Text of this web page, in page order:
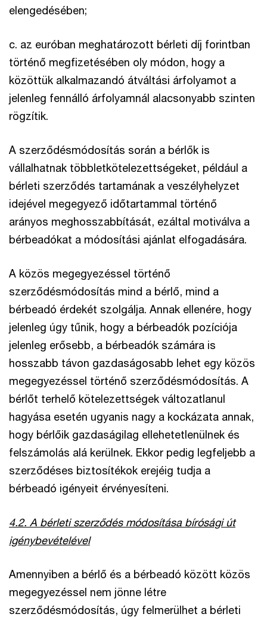
elengedésében;
c. az euróban meghatározott bérleti díj forintban
történő megfizetésében oly módon, hogy a
közöttük alkalmazandó átváltási árfolyamot a
jelenleg fennálló árfolyamnál alacsonyabb szinten
rögzítik.
A szerződésmódosítás során a bérlők is
vállalhatnak többletkötelezettségeket, például a
bérleti szerződés tartamának a veszélyhelyzet
idejével megegyező időtartammal történő
arányos meghosszabbítását, ezáltal motiválva a
bérbeadókat a módosítási ajánlat elfogadására.
A közös megegyezéssel történő
szerződésmódosítás mind a bérlő, mind a
bérbeadó érdekét szolgálja. Annak ellenére, hogy
jelenleg úgy tűnik, hogy a bérbeadók pozíciója
jelenleg erősebb, a bérbeadók számára is
hosszabb távon gazdaságosabb lehet egy közös
megegyezéssel történő szerződésmódosítás. A
bérlőt terhelő kötelezettségek változatlanul
hagyása esetén ugyanis nagy a kockázata annak,
hogy bérlőik gazdaságilag ellehetetlenülnek és
felszámolás alá kerülnek. Ekkor pedig legfeljebb a
szerződéses biztosítékok erejéig tudja a
bérbeadó igényeit érvényesíteni.
4.2. A bérleti szerződés módosítása bírósági út
igénybevételével
Amennyiben a bérlő és a bérbeadó között közös
megegyezéssel nem jönne létre
szerződésmódosítás, úgy felmerülhet a bérleti